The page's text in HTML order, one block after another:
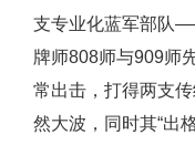
支专业化蓝军部队
牌师808师与909师
常出击，打得两支
然大波，同时其“出